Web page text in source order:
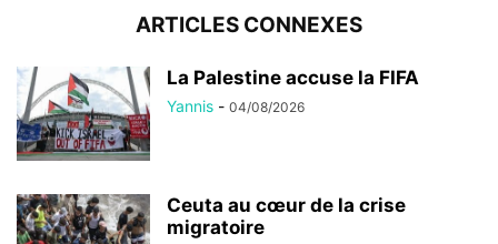
ARTICLES CONNEXES
La Palestine accuse la FIFA
Yannis - 04/08/2026
Ceuta au cœur de la crise
migratoire